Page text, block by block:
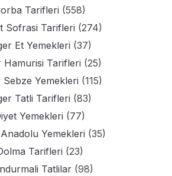
Tarifleri (558)
Sofrasi Tarifleri (274)
Et Yemekleri (37)
Hamurisi Tarifleri (25)
Sebze Yemekleri (115)
Tatli Tarifleri (83)
Yemekleri (77)
Yemekleri (35)
Tarifleri (23)
Tatlilar(98)